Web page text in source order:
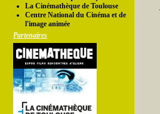
La Cinémathèque de Toulouse
Centre National du Cinéma et de
l'image animée
Partenaires